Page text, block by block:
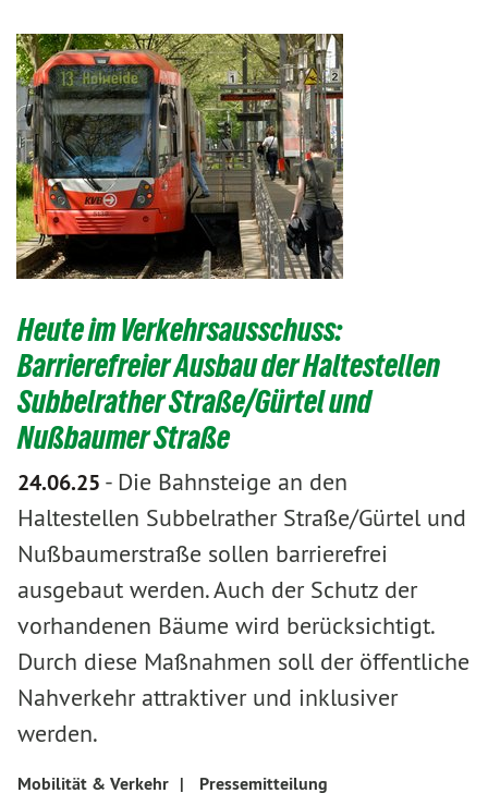
Heute im Verkehrsausschuss:
Barrierefreier Ausbau der Haltestellen
Subbelrather Straße/Gürtel und
Nußbaumer Straße
24.06.25 - Die Bahnsteige an den
Haltestellen Subbelrather Straße/Gürtel und
Nußbaumerstraße sollen barrierefrei
ausgebaut werden. Auch der Schutz der
vorhandenen Bäume wird berücksichtigt.
Durch diese Maßnahmen soll der öffentliche
Nahverkehr attraktiver und inklusiver
werden.
Mobilität & Verkehr | Pressemitteilung